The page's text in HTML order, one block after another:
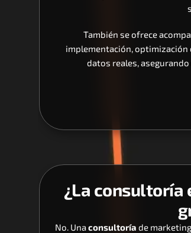
También se ofrece
implementación, optimización
datos reales,
¿La consultoría
No. Una consultoría de